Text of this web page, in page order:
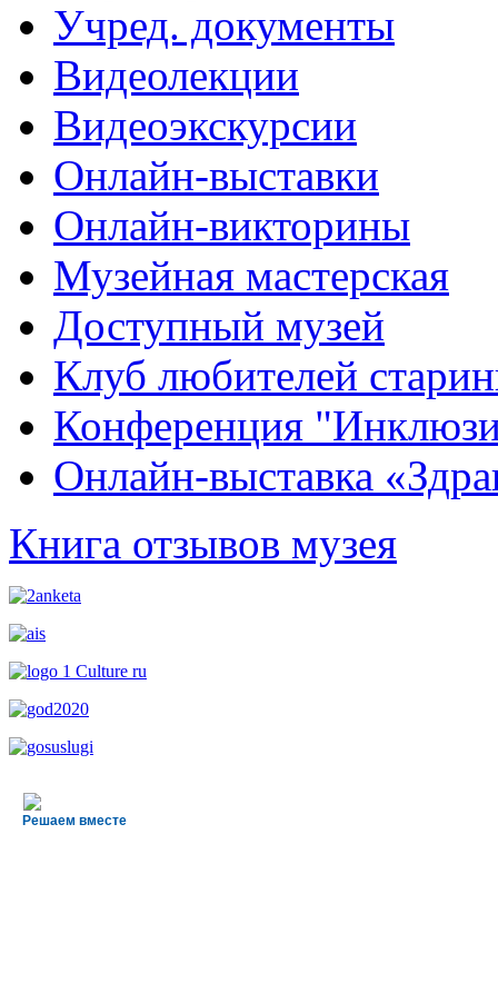
Учред. документы
Видеолекции
Видеоэкскурсии
Онлайн-выставки
Онлайн-викторины
Музейная мастерская
Доступный музей
Клуб любителей
Конференция
Онлайн-выставка
Книга отзывов музея
Решаем вместе